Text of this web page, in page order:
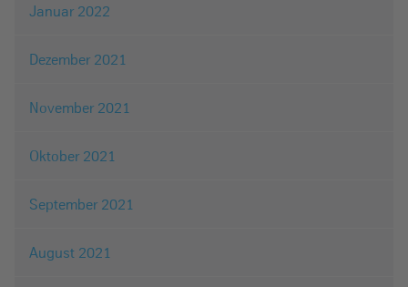
Januar 2022
Dezember 2021
November 2021
Oktober 2021
September 2021
August 2021